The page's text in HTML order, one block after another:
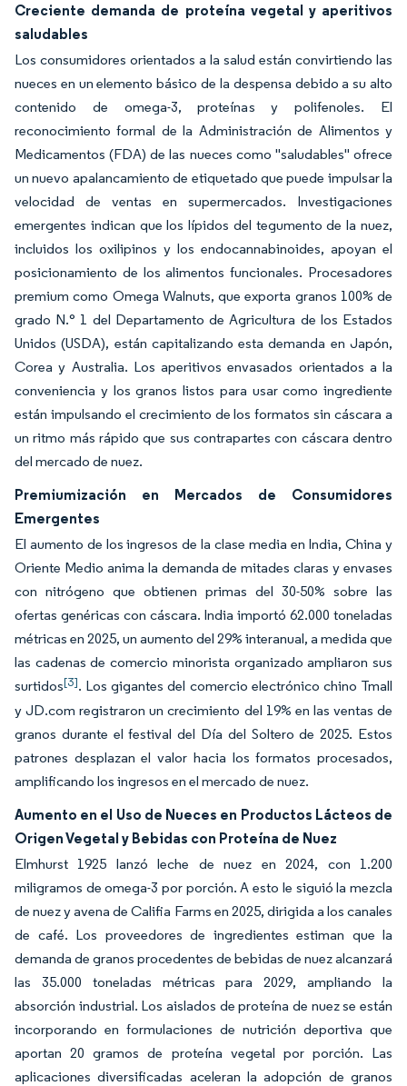
Creciente demanda de proteína vegetal y aperitivos
saludables
Los consumidores orientados a la salud están convirtiendo las
nueces en un elemento básico de la despensa debido a su alto
contenido de omega-3, proteínas y polifenoles. El
reconocimiento formal de la Administración de Alimentos y
Medicamentos (FDA) de las nueces como "saludables" ofrece
un nuevo apalancamiento de etiquetado que puede impulsar la
velocidad de ventas en supermercados. Investigaciones
emergentes indican que los lípidos del tegumento de la nuez,
incluidos los oxilipinos y los endocannabinoides, apoyan el
posicionamiento de los alimentos funcionales. Procesadores
premium como Omega Walnuts, que exporta granos 100% de
grado N.° 1 del Departamento de Agricultura de los Estados
Unidos (USDA), están capitalizando esta demanda en Japón,
Corea y Australia. Los aperitivos envasados orientados a la
conveniencia y los granos listos para usar como ingrediente
están impulsando el crecimiento de los formatos sin cáscara a
un ritmo más rápido que sus contrapartes con cáscara dentro
del mercado de nuez.
Premiumización en Mercados de Consumidores
Emergentes
El aumento de los ingresos de la clase media en India, China y
Oriente Medio anima la demanda de mitades claras y envases
con nitrógeno que obtienen primas del 30-50% sobre las
ofertas genéricas con cáscara. India importó 62.000 toneladas
métricas en 2025, un aumento del 29% interanual, a medida que
las cadenas de comercio minorista organizado ampliaron sus
surtidos[3]. Los gigantes del comercio electrónico chino Tmall
y JD.com registraron un crecimiento del 19% en las ventas de
granos durante el festival del Día del Soltero de 2025. Estos
patrones desplazan el valor hacia los formatos procesados,
amplificando los ingresos en el mercado de nuez.
Aumento en el Uso de Nueces en Productos Lácteos de
Origen Vegetal y Bebidas con Proteína de Nuez
Elmhurst 1925 lanzó leche de nuez en 2024, con 1.200
miligramos de omega-3 por porción. A esto le siguió la mezcla
de nuez y avena de Califia Farms en 2025, dirigida a los canales
de café. Los proveedores de ingredientes estiman que la
demanda de granos procedentes de bebidas de nuez alcanzará
las 35.000 toneladas métricas para 2029, ampliando la
absorción industrial. Los aislados de proteína de nuez se están
incorporando en formulaciones de nutrición deportiva que
aportan 20 gramos de proteína vegetal por porción. Las
aplicaciones diversificadas aceleran la adopción de granos